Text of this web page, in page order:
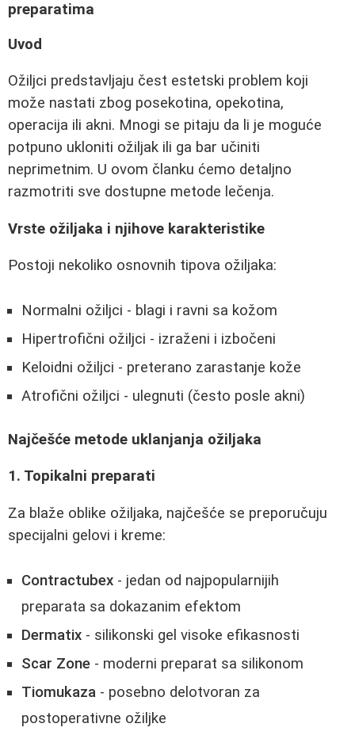
preparatima
Uvod
Ožiljci predstavljaju čest estetski problem koji
može nastati zbog posekotina, opekotina,
operacija ili akni. Mnogi se pitaju da li je moguće
potpuno ukloniti ožiljak ili ga bar učiniti
neprimetnim. U ovom članku ćemo detaljno
razmotriti sve dostupne metode lečenja.
Vrste ožiljaka i njihove karakteristike
Postoji nekoliko osnovnih tipova ožiljaka:
Normalni ožiljci - blagi i ravni sa kožom
Hipertrofični ožiljci - izraženi i izbočeni
Keloidni ožiljci - preterano zarastanje kože
Atrofični ožiljci - ulegnuti (često posle akni)
Najčešće metode uklanjanja ožiljaka
1. Topikalni preparati
Za blaže oblike ožiljaka, najčešće se preporučuju
specijalni gelovi i kreme:
Contractubex - jedan od najpopularnijih
preparata sa dokazanim efektom
Dermatix - silikonski gel visoke efikasnosti
Scar Zone - moderni preparat sa silikonom
Tiomukaza - posebno delotvoran za
postoperativne ožiljke